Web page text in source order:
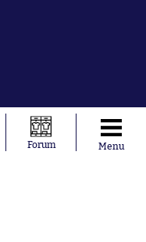
Forum Menu